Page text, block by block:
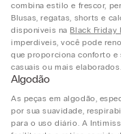
combina estilo e frescor,
Blusas, regatas, shorts e
disponíveis na Black
imperdíveis, você pode
que proporciona conforto
casuais ou mais elaborados.
Algodão
As peças em algodão,
por sua suavidade,
para o uso diário. A